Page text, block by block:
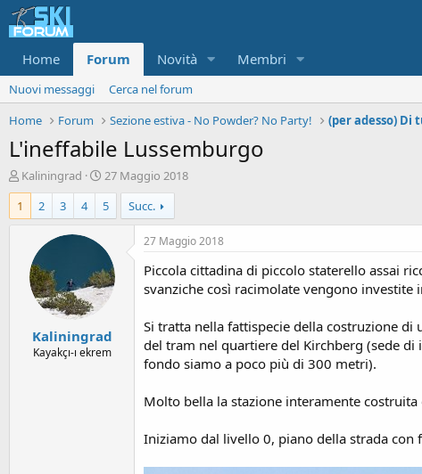
Home Forum Novità Membri
Nuovi messaggi
Cerca nel forum
Home
Forum Sezione estiva - No Powder? No Party! (per adesso) Di
L'ineffabile Lussemburgo
A
u
t
o
Kaliningrad
D
a
t
a
'
i
n
i
i
o
27 Maggio 2018
1
2 3 4 5 Succ.
Kaliningrad
Kayakçı-ı ekrem
27 Maggio 2018
Piccola cittadina di piccolo staterello assai
svanziche così racimolate vengono
Si tratta nella fattispecie della costruzione
del tram nel quartiere del Kirchberg (sede
fondo siamo a poco più di 300 metri).
Molto bella la stazione interamente costruita
Iniziamo dal livello 0, piano della strada con